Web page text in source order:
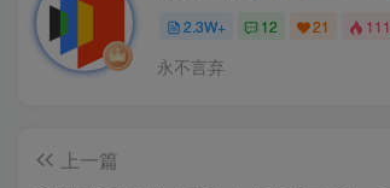
2.3W+ 12 21
永不言弃
上一篇